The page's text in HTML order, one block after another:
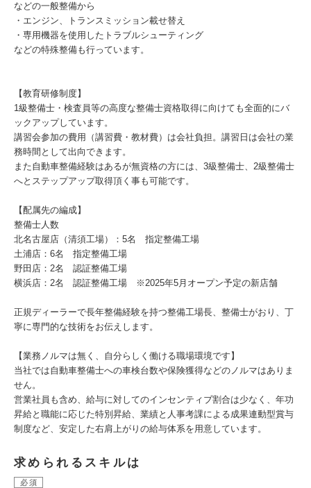
などの一般整備から
・エンジン、トランスミッション載せ替え
・専用機器を使用したトラブルシューティング
などの特殊整備も行っています。
【教育研修制度】
1級整備士・検査員等の高度な整備士資格取得に向けても全面的にバ
ックアップしています。
講習会参加の費用（講習費・教材費）は会社負担。講習日は会社の業
務時間として出向できます。
また自動車整備経験はあるが無資格の方には、3級整備士、2級整備士
へとステップアップ取得頂く事も可能です。
【配属先の編成】
整備士人数
北名古屋店（清須工場）：5名 指定整備工場
土浦店：6名 指定整備工場
野田店：2名 認証整備工場
横浜店：2名 認証整備工場 ※2025年5月オープン予定の新店舗
正規ディーラーで長年整備経験を持つ整備工場長、整備士がおり、丁
寧に専門的な技術をお伝えします。
【業務ノルマは無く、自分らしく働ける職場環境です】
当社では自動車整備士への車検台数や保険獲得などのノルマはありま
せん。
営業社員も含め、給与に対してのインセンティブ割合は少なく、年功
昇給と職能に応じた特別昇給、業績と人事考課による成果連動型賞与
制度など、安定した右肩上がりの給与体系を用意しています。
求められるスキルは
必須